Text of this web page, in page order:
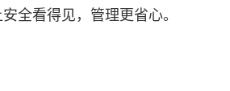
全看得见，管理更省心。